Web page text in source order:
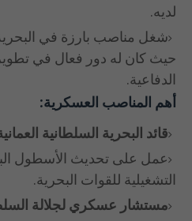
لديه.
شغل مناصب بارزة في البحرية
حيث كان له دور فعال في
الدفاعية.
أهم المناصب العسكرية:
قائد البحرية السلطانية
عمل على تحديث الأسطول
التشغيلية للقوات البحرية.
مستشار عسكري لجلالة